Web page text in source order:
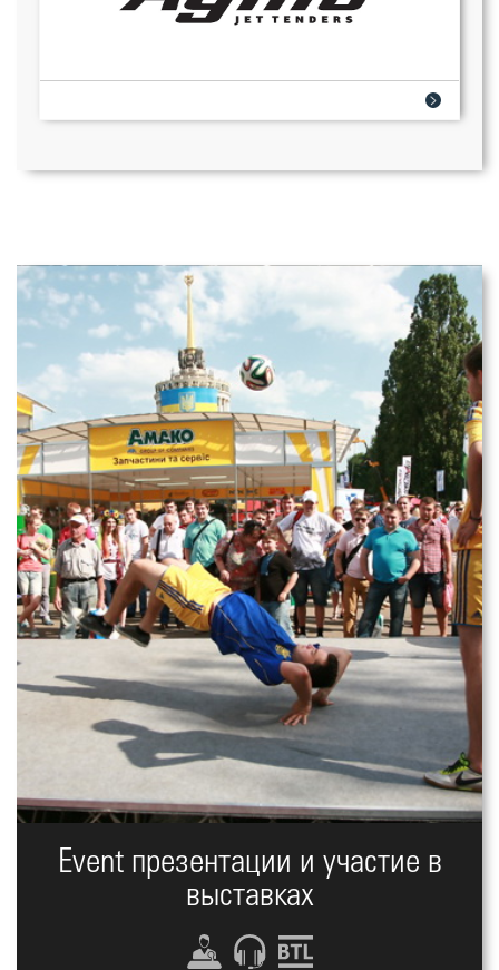
Event презентации и участие в
выставках